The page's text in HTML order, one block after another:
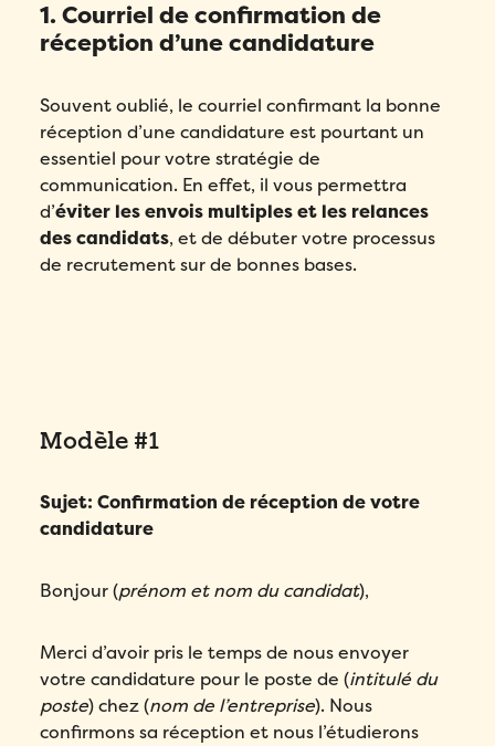
1. Courriel de confirmation de
réception d’une candidature
Souvent oublié, le courriel confirmant la bonne
réception d’une candidature est pourtant un
essentiel pour votre stratégie de
communication. En effet, il vous permettra
d’éviter les envois multiples et les relances
des candidats, et de débuter votre processus
de recrutement sur de bonnes bases.
Modèle #1
Sujet: Confirmation de réception de votre
candidature
Bonjour (prénom et nom du candidat),
Merci d’avoir pris le temps de nous envoyer
votre candidature pour le poste de (intitulé du
poste) chez (nom de l’entreprise). Nous
confirmons sa réception et nous l’étudierons